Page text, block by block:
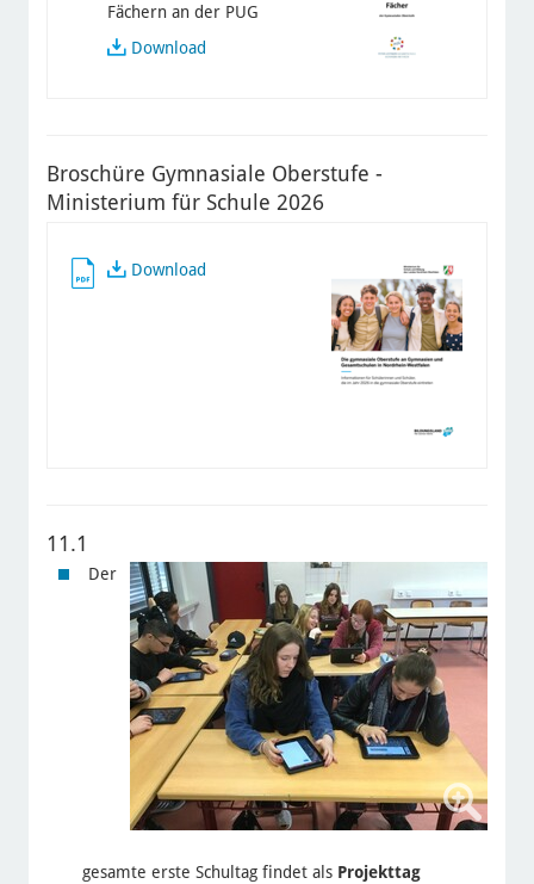
Fächern an der PUG
Download
Broschüre Gymnasiale Oberstufe -
Ministerium für Schule 2026
Download
11.1
Der
gesamte erste Schultag findet als Projekttag